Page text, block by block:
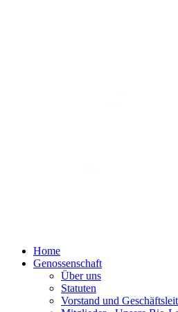
Home
Genossenschaft
Über uns
Statuten
Vorstand und